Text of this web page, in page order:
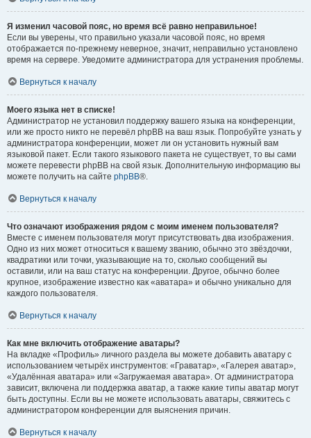
Я изменил часовой пояс, но время всё равно неправильное!
Если вы уверены, что правильно указали часовой пояс, но время
отображается по-прежнему неверное, значит, неправильно установлено
время на сервере. Уведомите администратора для устранения проблемы.
Вернуться к началу
Моего языка нет в списке!
Администратор не установил поддержку вашего языка на конференции,
или же просто никто не перевёл phpBB на ваш язык. Попробуйте узнать у
администратора конференции, может ли он установить нужный вам
языковой пакет. Если такого языкового пакета не существует, то вы сами
можете перевести phpBB на свой язык. Дополнительную информацию вы
можете получить на сайте phpBB®.
Вернуться к началу
Что означают изображения рядом с моим именем пользователя?
Вместе с именем пользователя могут присутствовать два изображения.
Одно из них может относиться к вашему званию, обычно это звёздочки,
квадратики или точки, указывающие на то, сколько сообщений вы
оставили, или на ваш статус на конференции. Другое, обычно более
крупное, изображение известно как «аватара» и обычно уникально для
каждого пользователя.
Вернуться к началу
Как мне включить отображение аватары?
На вкладке «Профиль» личного раздела вы можете добавить аватару с
использованием четырёх инструментов: «Граватар», «Галерея аватар»,
«Удалённая аватара» или «Загружаемая аватара». От администратора
зависит, включена ли поддержка аватар, а также какие типы аватар могут
быть доступны. Если вы не можете использовать аватары, свяжитесь с
администратором конференции для выяснения причин.
Вернуться к началу